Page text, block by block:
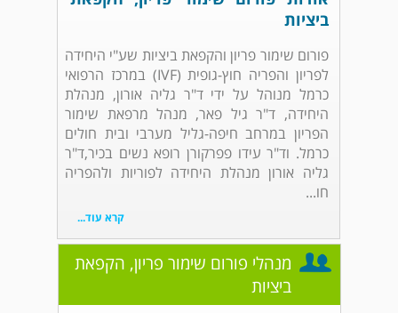
ביציות
פורום שימור פריון והקפאת ביציות שע"י היחידה
לפריון והפריה חוץ-גופית (IVF) במרכז הרפואי
כרמל מנוהל על ידי ד"ר גליה אורון, מנהלת
היחידה, ד"ר גיל פאר, מנהל מרפאת שימור
הפריון במרחב חיפה-גליל מערבי ובית חולים
כרמל. וד"ר עידו פפרקורן רופא נשים בכיר,ד"ר
גליה אורון מנהלת היחידה לפוריות ולהפריה
חו...
קרא עוד...
מנהלי פורום שימור פריון, הקפאת
ביציות